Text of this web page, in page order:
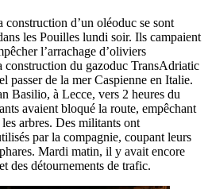
construction d’un oléoduc se sont
les Pouilles lundi soir. Ils campaient
l’arrachage d’oliviers
construction du gazoduc TransAdriatic
passer de la mer Caspienne en Italie.
Basilio, à Lecce, vers 2 heures du
avaient bloqué la route, empêchant
arbres. Des militants ont
par la compagnie, coupant leurs
Mardi matin, il y avait encore
des détournements de trafic.